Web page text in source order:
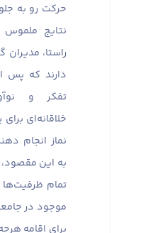
حرکت رو به
نتایج
راستا،
دارند که پس
تفکر و
خلاقانه‌ای
نماز انجام
به این
تمام
موجود در
برای اقامه